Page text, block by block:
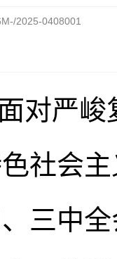
2025-0408001
对严
社会
三中